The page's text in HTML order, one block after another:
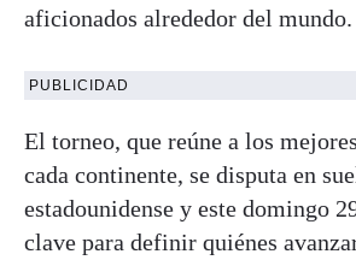
aficionados alrededor del mundo.
PUBLICIDAD
El torneo, que reúne a los
cada continente, se disputa en
estadounidense y este domingo
clave para definir quiénes